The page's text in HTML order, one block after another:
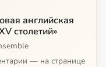
8:18
английская
столетий»
— на странице